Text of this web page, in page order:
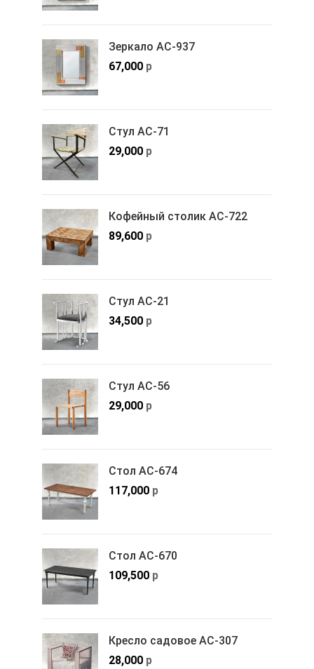
Зеркало АС-937
67,000 р
Стул АС-71
29,000 р
Кофейный столик АС-722
89,600 р
Стул АС-21
34,500 р
Стул АС-56
29,000 р
Стол АС-674
117,000 р
Стол АС-670
109,500 р
Кресло садовое АС-307
28,000 р